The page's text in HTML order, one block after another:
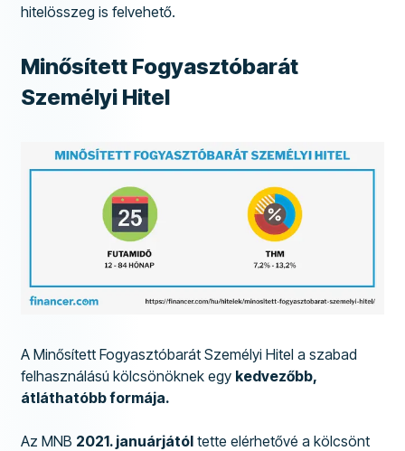
hitelösszeg is felvehető.
Minősített Fogyasztóbarát
Személyi Hitel
A Minősített Fogyasztóbarát Személyi Hitel a szabad
felhasználású kölcsönöknek egy kedvezőbb,
átláthatóbb formája.
Az MNB 2021. januárjától tette elérhetővé a kölcsönt